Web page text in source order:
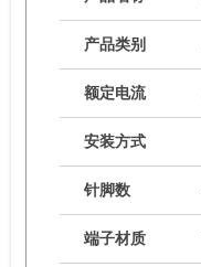
产品类别
额定电流
安装方式
针脚数
端子材质